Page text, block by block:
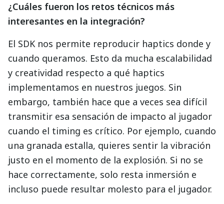
¿Cuáles fueron los retos técnicos más
interesantes en la integración?
El SDK nos permite reproducir haptics donde y
cuando queramos. Esto da mucha escalabilidad
y creatividad respecto a qué haptics
implementamos en nuestros juegos. Sin
embargo, también hace que a veces sea difícil
transmitir esa sensación de impacto al jugador
cuando el timing es crítico. Por ejemplo, cuando
una granada estalla, quieres sentir la vibración
justo en el momento de la explosión. Si no se
hace correctamente, solo resta inmersión e
incluso puede resultar molesto para el jugador.